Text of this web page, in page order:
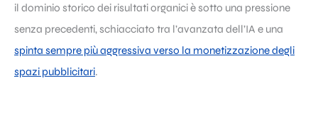
il dominio storico dei risultati organici è sotto una pressione
senza precedenti, schiacciato tra l’avanzata dell’IA e una
spinta sempre più aggressiva verso la monetizzazione degli
spazi pubblicitari.